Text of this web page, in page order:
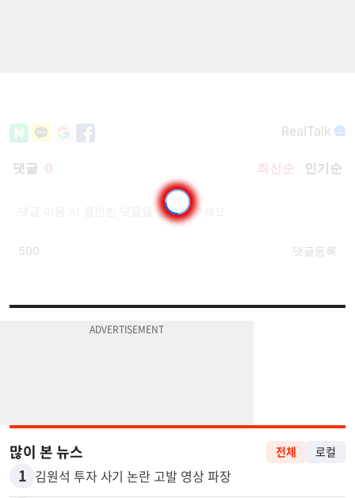
많이 본 뉴스 전체 로컬
1 김원석 투자 사기 논란 고발 영상 파장